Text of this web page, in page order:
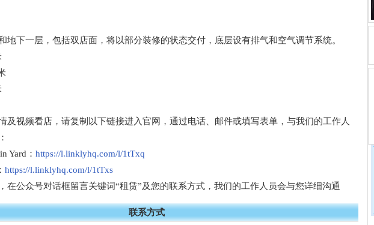
地下一层，包括双店面，将以部分装修的状态交付，底层设有排气和空气调节系统。
及视频看店，请复制以下链接进入官网，通过电话、邮件或填写表单，与我们的工作人
Yard： https://l.linklyhq.com/l/1tTxq
https://l.linklyhq.com/l/1tTxs
在公众号对话框留言关键词“租赁”及您的联系方式，我们的工作人员会与您详细沟通
联系方式